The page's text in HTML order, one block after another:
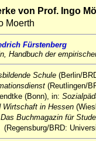
von Prof. Ingo
Moerth
Fürstenberg
Handbuch der
Schule (Berlin/
(Reutlingen/
(Bonn), in:
Wirtschaft in Hessen
Buchmagazin für
(Regensburg/BRD: